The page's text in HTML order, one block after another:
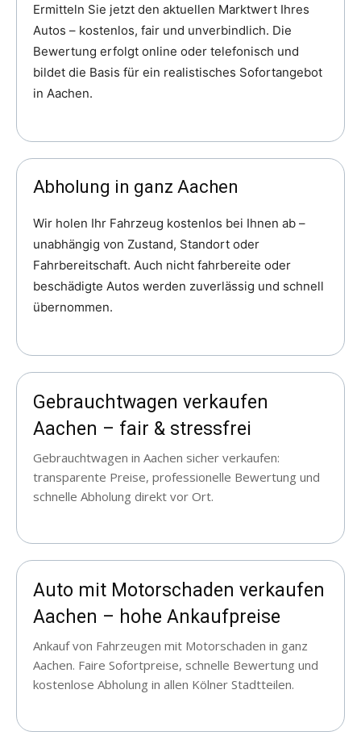
Ermitteln Sie jetzt den aktuellen Marktwert Ihres
Autos – kostenlos, fair und unverbindlich. Die
Bewertung erfolgt online oder telefonisch und
bildet die Basis für ein realistisches Sofortangebot
in Aachen.
Abholung in ganz Aachen
Wir holen Ihr Fahrzeug kostenlos bei Ihnen ab –
unabhängig von Zustand, Standort oder
Fahrbereitschaft. Auch nicht fahrbereite oder
beschädigte Autos werden zuverlässig und schnell
übernommen.
Gebrauchtwagen verkaufen
Aachen – fair & stressfrei
Gebrauchtwagen in Aachen sicher verkaufen:
transparente Preise, professionelle Bewertung und
schnelle Abholung direkt vor Ort.
Auto mit Motorschaden verkaufen
Aachen – hohe Ankaufpreise
Ankauf von Fahrzeugen mit Motorschaden in ganz
Aachen. Faire Sofortpreise, schnelle Bewertung und
kostenlose Abholung in allen Kölner Stadtteilen.